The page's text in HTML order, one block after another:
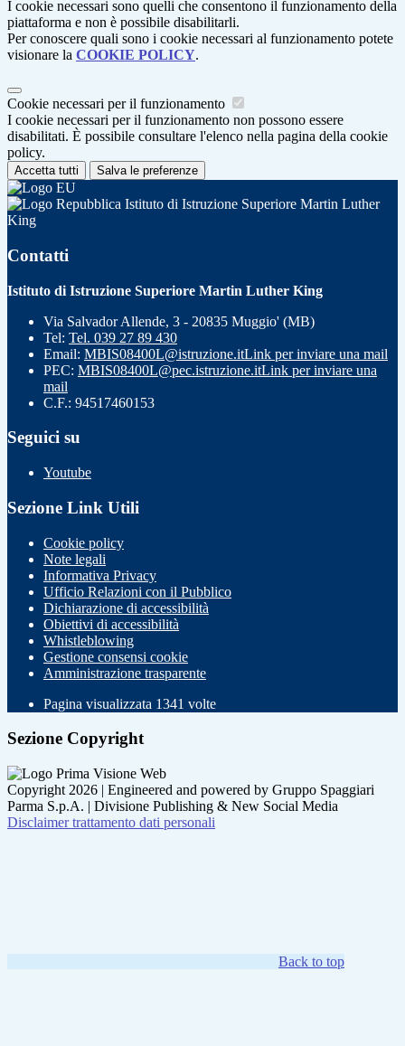
I cookie necessari sono quelli che consentono il funzionamento della
piattaforma e non è possibile disabilitarli.
Per conoscere quali sono i cookie necessari al funzionamento potete
visionare la COOKIE POLICY.
Cookie necessari per il funzionamento
I cookie necessari per il funzionamento non possono essere
disabilitati. È possibile consultare l'elenco nella pagina della cookie
policy.
Accetta tutti Salva le preferenze
Istituto di Istruzione Superiore Martin Luther
King
Contatti
Istituto di Istruzione Superiore Martin Luther King
Via Salvador Allende, 3 - 20835 Muggio' (MB)
Tel: Tel. 039 27 89 430
Email: MBIS08400L@istruzione.itLink per inviare una mail
PEC: MBIS08400L@pec.istruzione.itLink per inviare una
mail
C.F.: 94517460153
Seguici su
Youtube
Sezione Link Utili
Cookie policy
Note legali
Informativa Privacy
Ufficio Relazioni con il Pubblico
Dichiarazione di accessibilità
Obiettivi di accessibilità
Whistleblowing
Gestione consensi cookie
Amministrazione trasparente
Pagina visualizzata 1341 volte
Sezione Copyright
Copyright 2026 | Engineered and powered by Gruppo Spaggiari
Parma S.p.A. | Divisione Publishing & New Social Media
Disclaimer trattamento dati personali
Back to top